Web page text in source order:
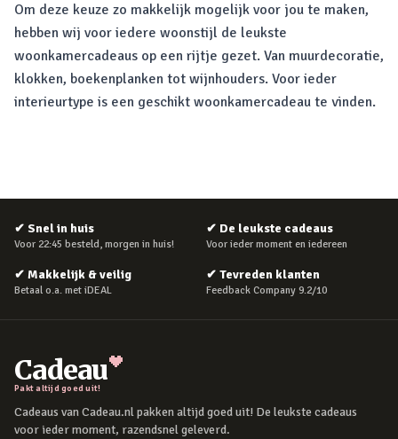
Om deze keuze zo makkelijk mogelijk voor jou te maken,
hebben wij voor iedere woonstijl de leukste
woonkamercadeaus op een rijtje gezet. Van muurdecoratie,
klokken, boekenplanken tot wijnhouders. Voor ieder
interieurtype is een geschikt woonkamercadeau te vinden.
✔ Snel in huis
Voor 22:45 besteld, morgen in huis!
✔ De leukste cadeaus
Voor ieder moment en iedereen
✔ Makkelijk & veilig
Betaal o.a. met iDEAL
✔ Tevreden klanten
Feedback Company 9.2/10
Cadeau
Pakt altijd goed uit!
Cadeaus van Cadeau.nl pakken altijd goed uit! De leukste cadeaus
voor ieder moment, razendsnel geleverd.